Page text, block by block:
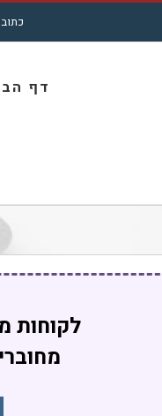
כתובתינו: קרית המדע
חיפוש...
דף
לקוחות